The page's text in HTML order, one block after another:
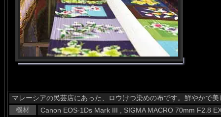
マレーシアの民芸店にあった、ロウけつ染めの布です。鮮やかで
機材
Canon EOS-1Ds Mark III , SIGMA MACRO 70mm F2.8